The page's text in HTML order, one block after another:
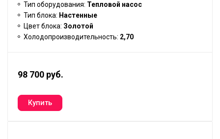
Тип оборудования: Тепловой насос
Тип блока: Настенные
Цвет блока: Золотой
Холодопроизводительность: 2,70
98 700 руб.